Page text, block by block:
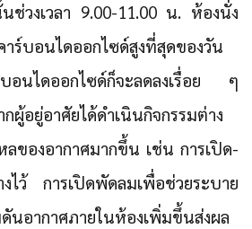
ช่วงเวลา 9.00-11.00 น. ห้องนั่ง
ร์บอนไดออกไซด์สูงที่สุดของวัน
อนไดออกไซด์ก็จะลดลงเรื่อย ๆ
กผู้อยู่อาศัยได้ดำเนินกิจกรรมต่าง
ลของอากาศมากขึ้น เช่น การเปิด-
ไว้ การเปิดพัดลมเพื่อช่วยระบาย
นอากาศภายในห้องเพิ่มขึ้นส่งผล